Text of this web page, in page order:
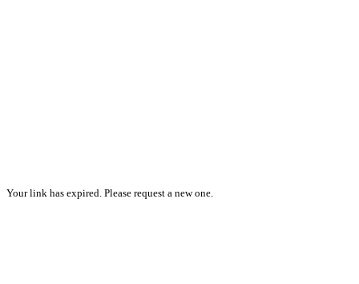
Your link has expired. Please request a new one.